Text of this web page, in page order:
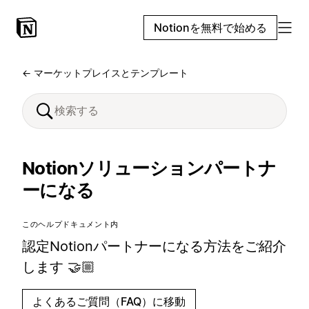
Notionを無料で始める
← マーケットプレイスとテンプレート
Notionソリューションパートナ
ーになる
このヘルプドキュメント内
認定Notionパートナーになる方法をご紹介
します 🤝🏼
よくあるご質問（FAQ）に移動